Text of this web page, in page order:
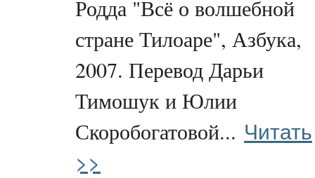
Родда "Всё о волшебной
стране Тилоаре", Азбука,
2007. Перевод Дарьи
Тимошук и Юлии
Скоробогатовой... Читать
>>